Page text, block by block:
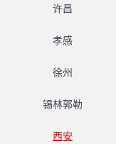
许昌
孝感
徐州
锡林郭勒
西安